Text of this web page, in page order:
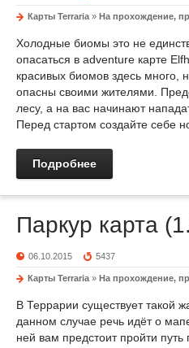
Карты Terraria » На прохождение,
Холодные биомы это не
опасаться в adventure карте
красивых биомов здесь много,
опасны своими жителями.
лесу, а на вас начинают
Перед стартом создайте себе
Подробнее
Паркур карта
06.10.2015 5437
Карты Terraria » На прохождение,
В Террарии существует такой
данном случае речь идёт о
ней вам предстоит пройти